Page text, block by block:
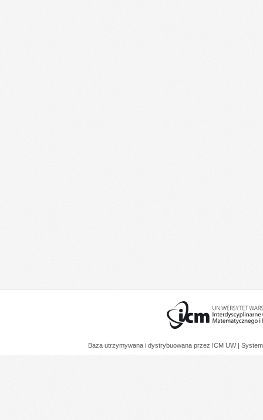
Baza utrzymywana i dystrybuowana przez ICM UW |